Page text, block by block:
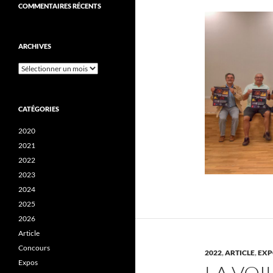
2022,ARTICLE,
COMMENTAIRES RÉCENTS
ARCHIVES
Archives
CATÉGORIES
2020
2021
2022
2023
2024
2025
2026
Article
Concours
Expos